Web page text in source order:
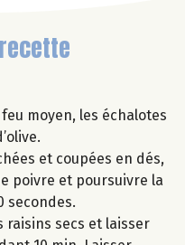
recette
moyen, les échalotes
et coupées en dés,
poivre et poursuivre la
secondes.
raisins secs et laisser